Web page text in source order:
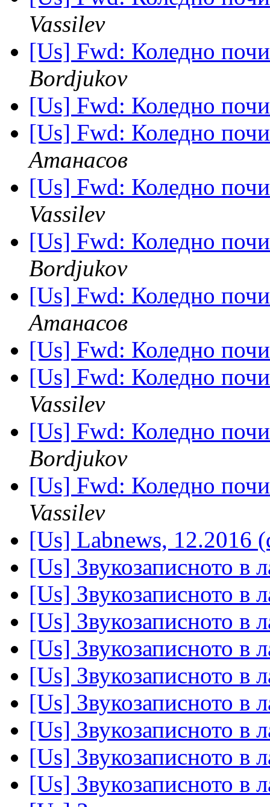
Vassilev
[Us] Fwd: Коледно
Bordjukov
[Us] Fwd: Коледно
[Us] Fwd: Коледно
Атанасов
[Us] Fwd: Коледно
Vassilev
[Us] Fwd: Коледно
Bordjukov
[Us] Fwd: Коледно
Атанасов
[Us] Fwd: Коледно
[Us] Fwd: Коледно
Vassilev
[Us] Fwd: Коледно
Bordjukov
[Us] Fwd: Коледно
Vassilev
[Us] Labnews, 12.2016
[Us] Звукозаписното в
[Us] Звукозаписното в
[Us] Звукозаписното в
[Us] Звукозаписното в
[Us] Звукозаписното в
[Us] Звукозаписното в
[Us] Звукозаписното в
[Us] Звукозаписното в
[Us] Звукозаписното в